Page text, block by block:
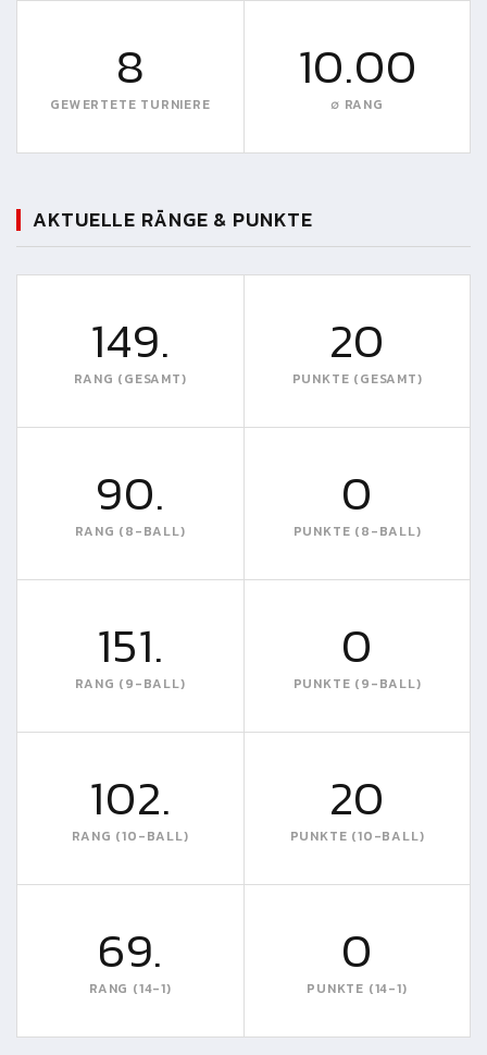
8
GEWERTETE TURNIERE
10.00
∅ RANG
AKTUELLE RÄNGE & PUNKTE
149.
RANG (GESAMT)
20
PUNKTE (GESAMT)
90.
RANG (8-BALL)
0
PUNKTE (8-BALL)
151.
RANG (9-BALL)
0
PUNKTE (9-BALL)
102.
RANG (10-BALL)
20
PUNKTE (10-BALL)
69.
RANG (14-1)
0
PUNKTE (14-1)